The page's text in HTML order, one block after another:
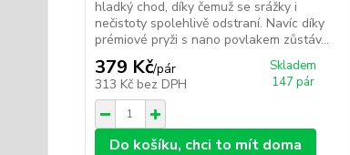
hladký chod, díky čemuž se srážky i
nečistoty spolehlivě odstraní. Navíc díky
prémiové pryži s nano povlakem zůstáv...
379 Kč/pár
313 Kč bez DPH
Skladem
147 pár
Do košíku, chci to mít doma